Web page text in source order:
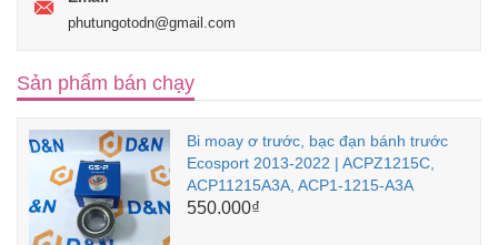
phutungotodn@gmail.com
Sản phẩm bán chạy
Bi moay ơ trước, bạc đạn bánh trước
Ecosport 2013-2022 | ACPZ1215C,
ACP11215A3A, ACP1-1215-A3A
550.000₫